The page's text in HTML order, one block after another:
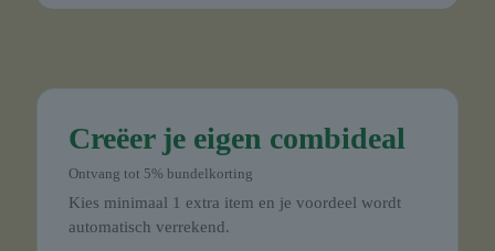
Creëer je eigen combideal
Ontvang tot 5% bundelkorting
Kies minimaal 1 extra item en je voordeel wordt
automatisch verrekend.